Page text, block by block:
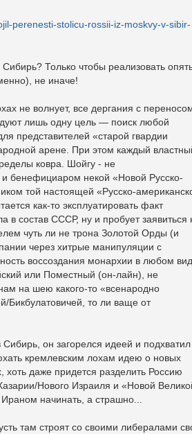
perenesti-stolicu-rossii-iz-moskvy-v-sibir-
Только чтобы реализовать
не иначе!
не волнует, все дергания с
лишь одну цель — поиск любой
представителей «старой гвардии
арене. При этом каждый
ковра. Шойгу - не
бенефициаром некой «Новой Русско-
той настоящей «Русско-
как-то эксплуатировать факт
в состав СССР, ну и пробует заявиться
чуть ли не трона Золотой Орды (и
через хитрые манипуляции с
воссоздания монархии в любом
или Поместный (он-лайн), не
на шею какого-то «всенародно
Бикбулатовичей, то ли ваще от
он загорелся идеей и подхватил
кремлевским лохам идею о новых
даже придется разделить Россию
Нового Израиля и «Новой
начинать, а страшно...
там строят со своими либералами